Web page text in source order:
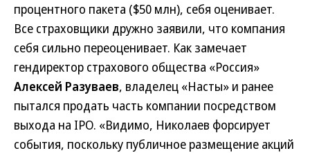
процентного пакета ($50 млн), себя оценивает.
Все страховщики дружно заявили, что компания
себя сильно переоценивает. Как замечает
гендиректор страхового общества «Россия»
Алексей Разуваев, владелец «Насты» и ранее
пытался продать часть компании посредством
выхода на IPO. «Видимо, Николаев форсирует
события, поскольку публичное размещение акций